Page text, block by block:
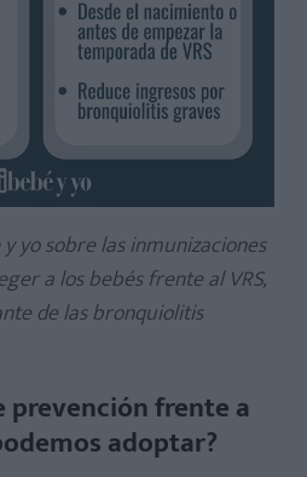
yo sobre las inmunizaciones
a los bebés frente al VRS,
de las bronquiolitis
prevención frente a
adoptar?